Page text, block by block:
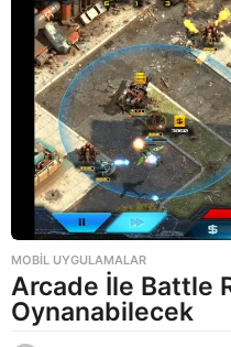
a
g
o
MOBIL UYGULAMALAR
Arcade İle Battle
Oynanabilecek